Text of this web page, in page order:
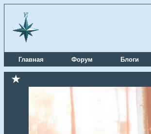
Главная Форум Блоги
★